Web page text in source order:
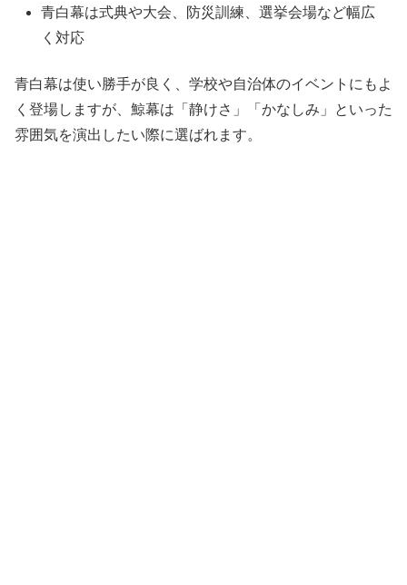
青白幕は式典や大会、防災訓練、選挙会場など幅広
く対応
青白幕は使い勝手が良く、学校や自治体のイベントにもよ
く登場しますが、鯨幕は「静けさ」「かなしみ」といった
雰囲気を演出したい際に選ばれます。